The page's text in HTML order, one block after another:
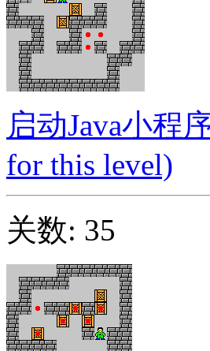
启动Java小程
for this level)
关数: 35